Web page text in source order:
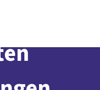
Service